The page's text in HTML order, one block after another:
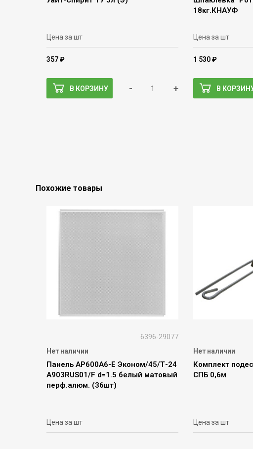
Цена за шт
357 ₽
В КОРЗИНУ - +
18кг.КНАУФ
Цена за шт
1 530 ₽
В
Похожие товары
6396-29077
Нет наличии
Панель АР600А6-Е Эконом/45/Т-24
А903RUS01/F d=1.5 белый матовый
перф.алюм. (36шт)
Цена за шт
Нет наличии
Комплект
СПБ 0,6м
Цена за шт